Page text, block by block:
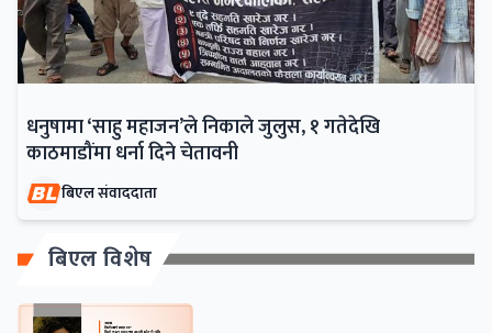
धनुषामा ‘साहु महाजन’ले निकाले जुलुस, १ गतेदेखि
काठमाडौंमा धर्ना दिने चेतावनी
बिएल संवाददाता
बिएल विशेष